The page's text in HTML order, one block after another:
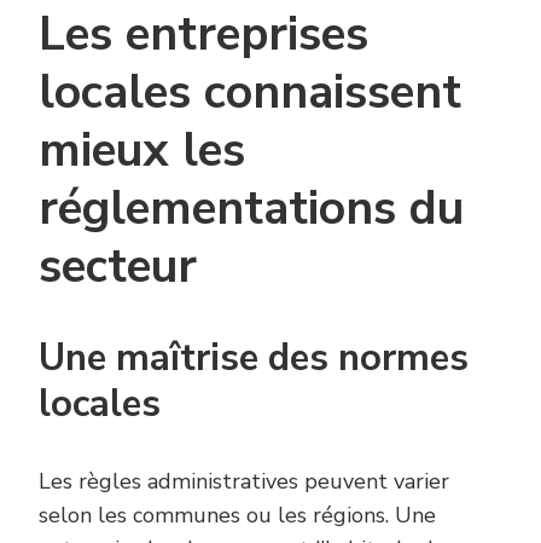
Les entreprises
locales connaissent
mieux les
réglementations du
secteur
Une maîtrise des normes
locales
Les règles administratives peuvent varier
selon les communes ou les régions. Une